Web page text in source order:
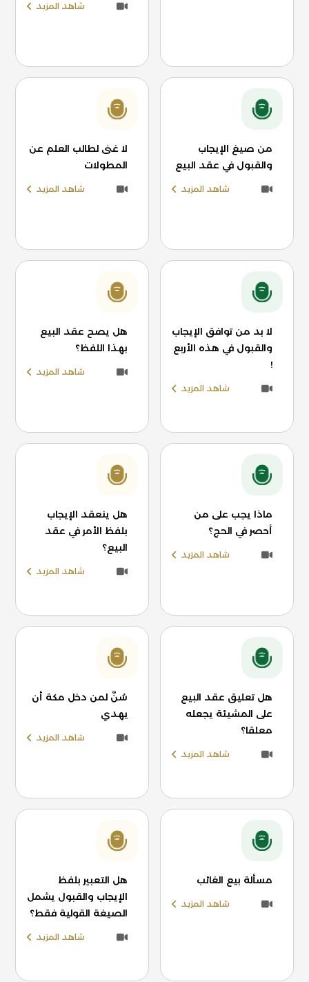
شاهد المزيد
من صيغ الإيجاب
والقبول في عقد البيع
شاهد المزيد
لا غنى لطالب العلم عن
المطولات
شاهد المزيد
لا بد من توافق الإيجاب
والقبول في هذه الأربع
!
شاهد المزيد
هل يصح عقد البيع
بهذا اللفظ؟
شاهد المزيد
ماذا يجب على من
أحصر في الحج؟
شاهد المزيد
هل ينعقد الإيجاب
بلفظ الأمر في عقد
البيع؟
شاهد المزيد
هل تعليق عقد البيع
على المشيئة يجعله
معلقا؟
شاهد المزيد
سُنَّ لمن دخل مكة أن
يهدي
شاهد المزيد
مسألة بيع الغائب
شاهد المزيد
هل التعبير بلفظ
الإيجاب والقبول يشمل
الصيغة القولية فقط؟
شاهد المزيد